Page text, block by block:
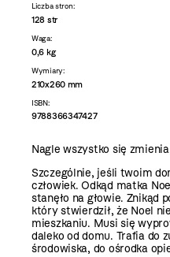
Liczba stron:
128 str
Waga:
0,6 kg
Wymiary:
210x260 mm
ISBN:
9788366347427
Nagle wszystko się
Szczególnie, jeśli twoim
człowiek. Odkąd matka
stanęło na głowie. Znikąd
który stwierdził, że Noel
mieszkaniu. Musi się
daleko od domu. Trafia do
środowiska, do ośrodka